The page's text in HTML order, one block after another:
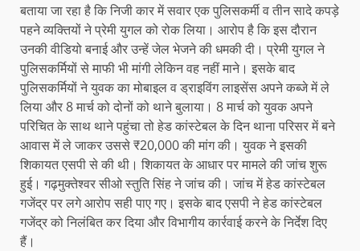
बताया जा रहा है कि निजी कार में सवार एक पुलिसकर्मी व तीन सादे कपड़े
पहने व्यक्तियों ने प्रेमी युगल को रोक लिया। आरोप है कि इस दौरान
उनकी वीडियो बनाई और उन्हें जेल भेजने की धमकी दी। प्रेमी युगल ने
पुलिसकर्मियों से माफी भी मांगी लेकिन वह नहीं माने। इसके बाद
पुलिसकर्मियों ने युवक का मोबाइल व ड्राइविंग लाइसेंस अपने कब्जे में ले
लिया और 8 मार्च को दोनों को थाने बुलाया। 8 मार्च को युवक अपने
परिचित के साथ थाने पहुंचा तो हेड कांस्टेबल के दिन थाना परिसर में बने
आवास में ले जाकर उससे ₹20,000 की मांग की। युवक ने इसकी
शिकायत एसपी से की थी। शिकायत के आधार पर मामले की जांच शुरू
हुई। गढ़मुक्तेश्वर सीओ स्तुति सिंह ने जांच की। जांच में हेड कांस्टेबल
गजेंद्र पर लगे आरोप सही पाए गए। इसके बाद एसपी ने हेड कांस्टेबल
गजेंद्र को निलंबित कर दिया और विभागीय कार्रवाई करने के निर्देश दिए
हैं।